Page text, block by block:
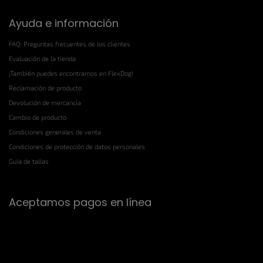
Ayuda e información
FAQ: Preguntas frecuentes de los clientes
Evaluación de la tienda
¡También puedes encontrarnos en FlexDog!
Reclamación de producto
Devolución de mercancía
Cambio de producto
Condiciones generales de venta
Condiciones de protección de datos personales
Guía de tallas
Aceptamos pagos en línea